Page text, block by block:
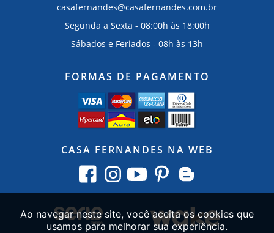
casafernandes@casafernandes.com.br
Segunda a Sexta - 08:00h às 18:00h
Sábados e Feriados - 08h às 13h
FORMAS DE PAGAMENTO
CASA FERNANDES NA WEB
Ao navegar neste site, você aceita os cookies que
usamos para melhorar sua experiência.